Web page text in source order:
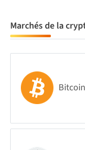
Marchés de la